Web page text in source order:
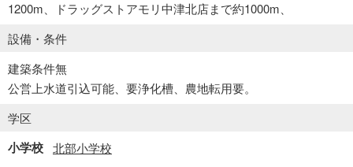
1200m、ドラッグストアモリ中津北店まで約1000m、
設備・条件
建築条件無
公営上水道引込可能、要浄化槽、農地転用要。
学区
小学校 北部小学校